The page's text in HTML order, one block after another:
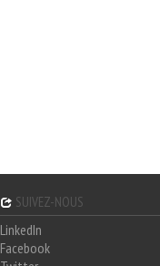
SUIVEZ-NOUS
LinkedIn
Facebook